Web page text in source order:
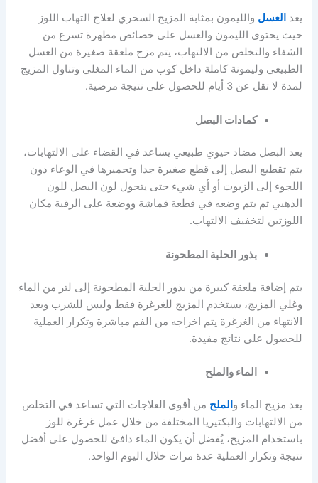
يعد العسل والليمون بمثابة المزيج السحري لعلاج التهاب اللوز
حيث يحتوى الليمون والعسل على خصائص مطهرة تسرع من
الشفاء والتخلص من الالتهاب، يتم مزج ملعقة صغيرة من العسل
الطبيعي وليمونة كاملة داخل كوب من الماء المغلي وتناول المزيج
لمدة لا تقل عن 3 أيام للحصول على نتيجة مرضية.
كمادات البصل
يعد البصل مضاد حيوي طبيعي يساعد في القضاء على الالتهابات،
يتم تقطيع البصل إلى قطع صغيرة جدا وتحميرها في الوعاء دون
اللجوء إلى الزيوت أو أي شيء حتى يتحول لون البصل للون
الذهبي ثم يتم وضعه في قطعة قماشة ووضعة على الرقبة مكان
اللوزتين لتخفيف الالتهاب.
بذور الحلبة المطحونة
يتم إضافة ملعقة كبيرة من بذور الحلبة المطحونة إلى لتر من الماء
وغلي المزيج، يستخدم المزيج للغرغرة فقط وليس للشرب وبعد
الانتهاء من الغرغرة يتم اخراجه من الفم مباشرة وتكرار العملية
للحصول على نتائج مفيدة.
الماء والملح
يعد مزيج الماء و الملح من أقوى العلاجات التي تساعد في التخلص
من الالتهابات والبكتيريا المختلفة من خلال عمل غرغرة للوز
باستخدام المزيج، يُفضل أن يكون الماء دافئ للحصول على أفضل
نتيجة وتكرار العملية عدة مرات خلال اليوم الواحد.